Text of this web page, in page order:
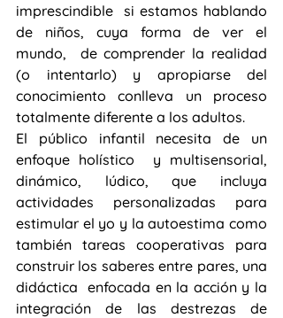
imprescindible  si estamos hablando
de niños, cuya forma de ver el
mundo,  de comprender la realidad
(o intentarlo) y apropiarse del
conocimiento conlleva un proceso
totalmente diferente a los adultos.
El público infantil necesita de un
enfoque holístico  y multisensorial,
dinámico, lúdico, que incluya
actividades personalizadas para
estimular el yo y la autoestima como
también tareas cooperativas para
construir los saberes entre pares, una
didáctica  enfocada en la acción y la
integración de las destrezas de